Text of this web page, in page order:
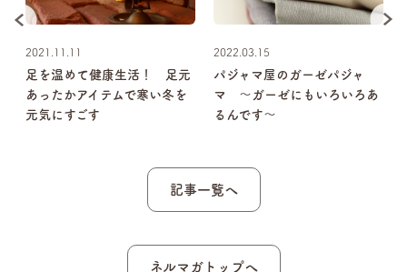
2021.11.11
足を温めて健康生活！ 足元
あったかアイテムで寒い冬を
元気にすごす
2022.03.15
パジャマ屋のガーゼパジャ
マ 〜ガーゼにもいろいろあ
るんです〜
記事一覧へ
ネルマガトップへ